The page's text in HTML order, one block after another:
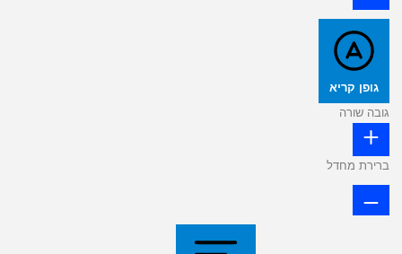
גופן קריא
גובה שורה
ברירת מחדל